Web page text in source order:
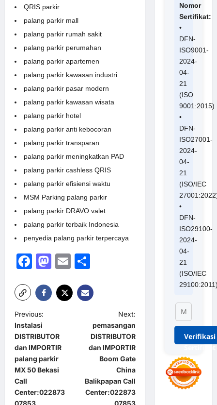
QRIS parkir
palang parkir mall
palang parkir rumah sakit
palang parkir perumahan
palang parkir apartemen
palang parkir kawasan industri
palang parkir pasar modern
palang parkir kawasan wisata
palang parkir hotel
palang parkir anti kebocoran
palang parkir transparan
palang parkir meningkatkan PAD
palang parkir cashless QRIS
palang parkir efisiensi waktu
MSM Parking palang parkir
palang parkir DRAVO valet
palang parkir terbaik Indonesia
penyedia palang parkir terpercaya
Facebook
Mastodon
Email
P
o
s
t
n
a
Previous:
Instalasi
DISTRIBUTOR
dan IMPORTIR
palang parkir
MX 50 Bekasi
Call
Center:022873
Next:
pemasangan
DISTRIBUTOR
dan IMPORTIR
Boom Gate
China
Balikpapan Call
Center:022873
Nomor
Sertifikat:
•
DFN-
ISO9001-
2024-
04-
21
(ISO
9001:2015)
•
DFN-
ISO27001-
2024-
04-
21
(ISO/IEC
•
DFN-
ISO29100-
2024-
04-
21
(ISO/IEC
Verifikasi
Sertifikat